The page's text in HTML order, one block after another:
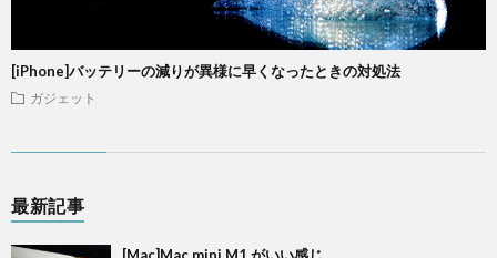
[iPhone]バッテリーの減りが異様に早くなったときの対処法
ガジェット
最新記事